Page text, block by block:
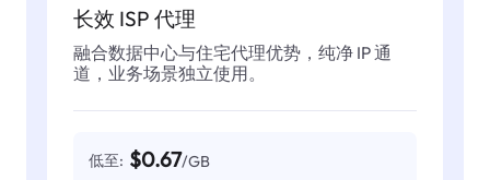
长效 ISP 代理
融合数据中心与住宅代理优势，纯净 IP 通
道，业务场景独立使用。
低至: $0.67/GB